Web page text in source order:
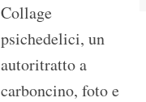
Collage
psichedelici, un
autoritratto a
carboncino, foto e